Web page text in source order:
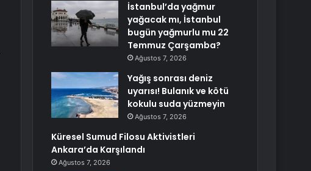
İstanbul’da yağmur
yağacak mı, İstanbul
bugün yağmurlu mu 22
Temmuz Çarşamba?
Ağustos 7, 2026
Yağış sonrası deniz
uyarısı! Bulanık ve kötü
kokulu suda yüzmeyin
Ağustos 7, 2026
Küresel Sumud Filosu Aktivistleri
Ankara’da Karşılandı
Ağustos 7, 2026